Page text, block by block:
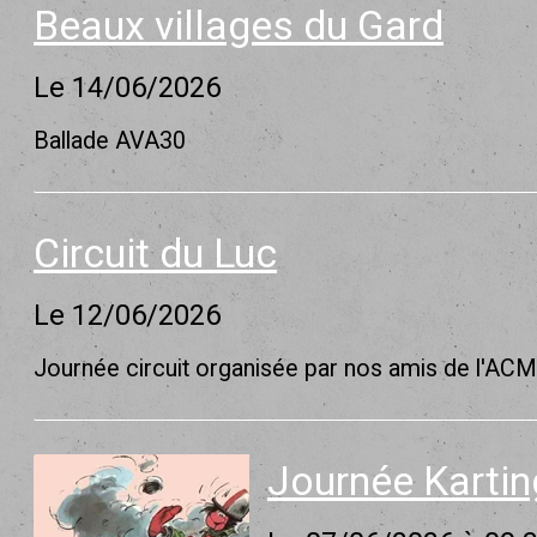
Beaux villages du Gard
Le 14/06/2026
Ballade AVA30
Circuit du Luc
Le 12/06/2026
Journée circuit organisée par nos amis de
Journée